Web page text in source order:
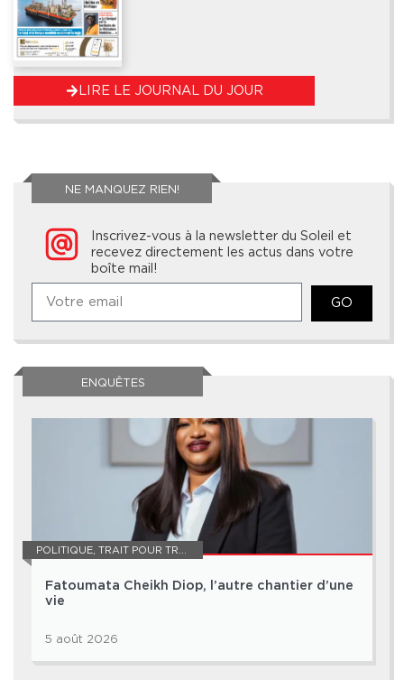
LIRE LE JOURNAL DU JOUR
NE MANQUEZ RIEN!
Inscrivez-vous à la newsletter du Soleil et
recevez directement les actus dans votre
boîte mail!
GO
ENQUÊTES
POLITIQUE TRAIT POUR TRAIT
Fatoumata Cheikh Diop, l’autre chantier d’une
vie
5 août 2026